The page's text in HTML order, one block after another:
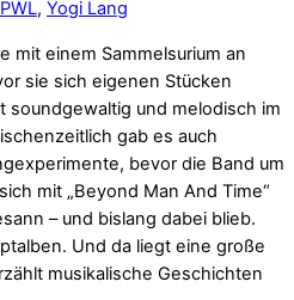
, Yogi Lang
mit einem Sammelsurium an
sie sich eigenen Stücken
soundgewaltig und melodisch im
gab es auch
bevor die Band um
mit „Beyond Man And Time“
– und bislang dabei blieb.
Und da liegt eine große
musikalische Geschichten